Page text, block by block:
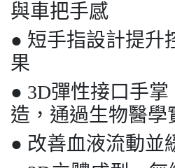
與車把手感
● 短手指設計提升
果
● 3D彈性接口手
造，通過生物醫學
● 改善血液流動並